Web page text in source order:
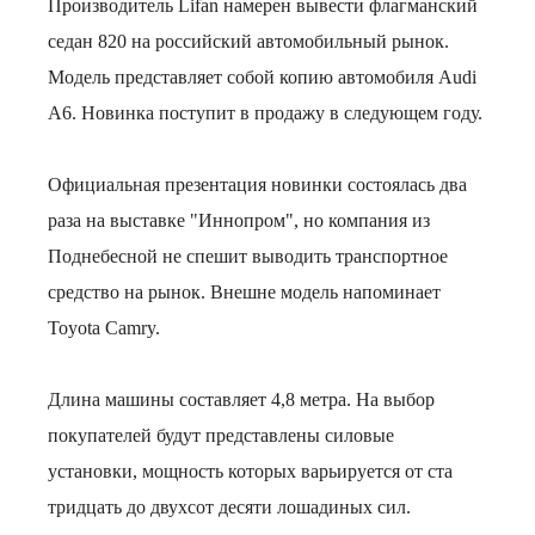
Производитель Lifan намерен вывести флагманский
седан 820 на российский автомобильный рынок.
Модель представляет собой копию автомобиля Audi
A6. Новинка поступит в продажу в следующем году.
Официальная презентация новинки состоялась два
раза на выставке "Иннопром", но компания из
Поднебесной не спешит выводить транспортное
средство на рынок. Внешне модель напоминает
Toyota Camry.
Длина машины составляет 4,8 метра. На выбор
покупателей будут представлены силовые
установки, мощность которых варьируется от ста
тридцать до двухсот десяти лошадиных сил.